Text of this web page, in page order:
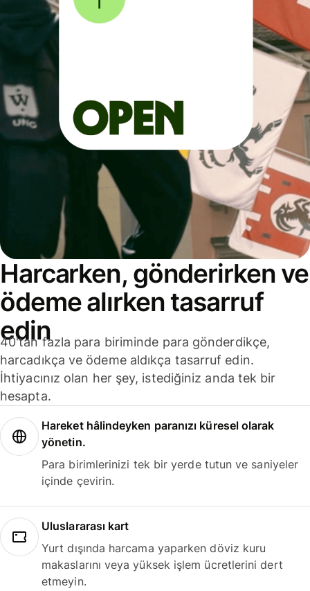
Harcarken, gönderirken ve
ödeme alırken tasarruf
edin
40'tan fazla para biriminde para gönderdikçe,
harcadıkça ve ödeme aldıkça tasarruf edin.
İhtiyacınız olan her şey, istediğiniz anda tek bir
hesapta.
Hareket hâlindeyken paranızı küresel olarak
yönetin.
Para birimlerinizi tek bir yerde tutun ve saniyeler
içinde çevirin.
Uluslararası kart
Yurt dışında harcama yaparken döviz kuru
makaslarını veya yüksek işlem ücretlerini dert
etmeyin.